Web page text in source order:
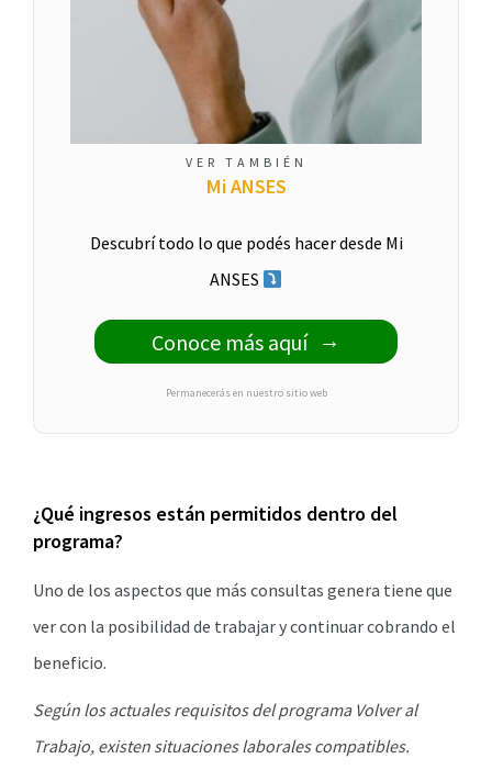
VER TAMBIÉN
Mi ANSES
Descubrí todo lo que podés hacer desde Mi
ANSES
Conoce más aquí
Permanecerás en nuestro sitio web
¿Qué ingresos están permitidos dentro del
programa?
Uno de los aspectos que más consultas genera tiene que
ver con la posibilidad de trabajar y continuar cobrando el
beneficio.
Según los actuales requisitos del programa Volver al
Trabajo, existen situaciones laborales compatibles.